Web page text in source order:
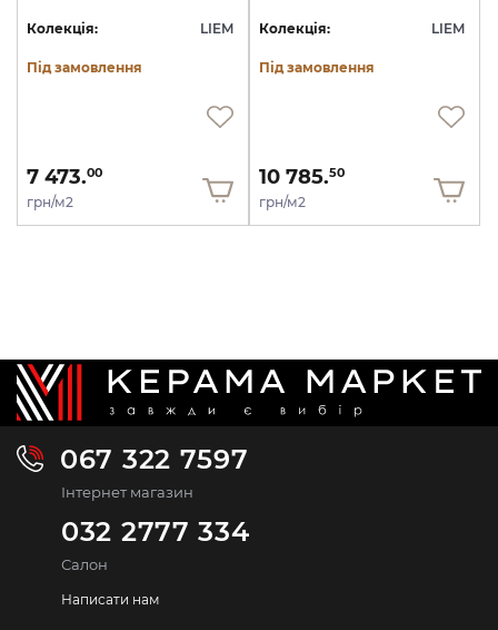
Колекція: LIEM
Під замовлення
7 473.00
грн/м2
Колекція: LIEM
Під замовлення
10 785.50
грн/м2
067 322 7597
Інтернет магазин
032 2777 334
Салон
Написати нам